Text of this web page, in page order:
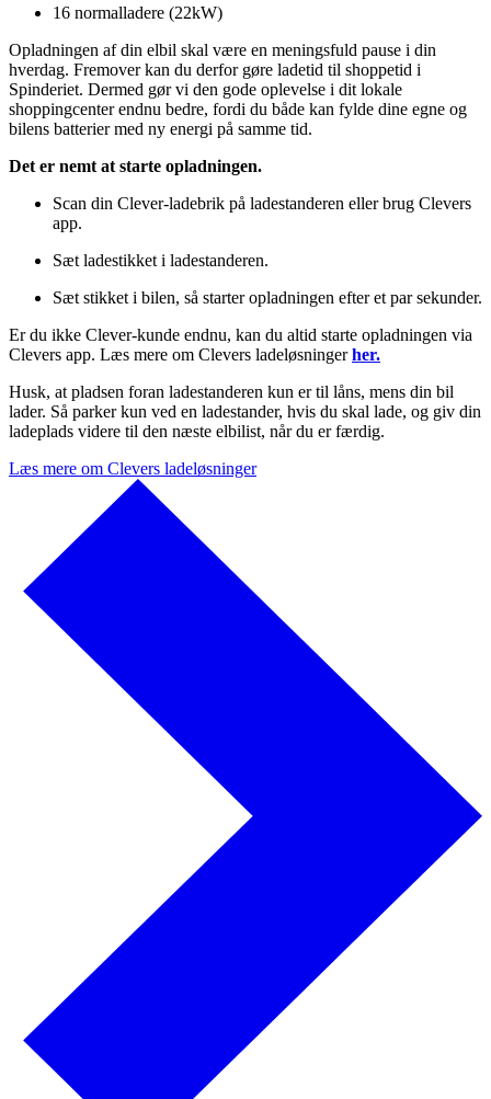
16 normalladere (22kW)
Opladningen af din elbil skal være en meningsfuld pause i din
hverdag. Fremover kan du derfor gøre ladetid til shoppetid i
Spinderiet. Dermed gør vi den gode oplevelse i dit lokale
shoppingcenter endnu bedre, fordi du både kan fylde dine egne og
bilens batterier med ny energi på samme tid.
Det er nemt at starte opladningen.
Scan din Clever-ladebrik på ladestanderen eller brug Clevers
app.
Sæt ladestikket i ladestanderen.
Sæt stikket i bilen, så starter opladningen efter et par sekunder.
Er du ikke Clever-kunde endnu, kan du altid starte opladningen via
Clevers app. Læs mere om Clevers ladeløsninger her.
Husk, at pladsen foran ladestanderen kun er til låns, mens din bil
lader. Så parker kun ved en ladestander, hvis du skal lade, og giv din
ladeplads videre til den næste elbilist, når du er færdig.
Læs mere om Clevers ladeløsninger